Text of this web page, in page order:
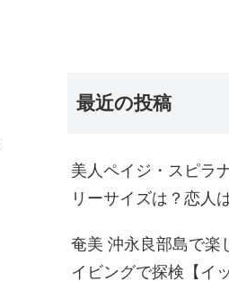
最近の投稿
美人ペイジ・スピラ
リーサイズは？恋人
奄美 沖永良部島で楽
イビングで探検【イ